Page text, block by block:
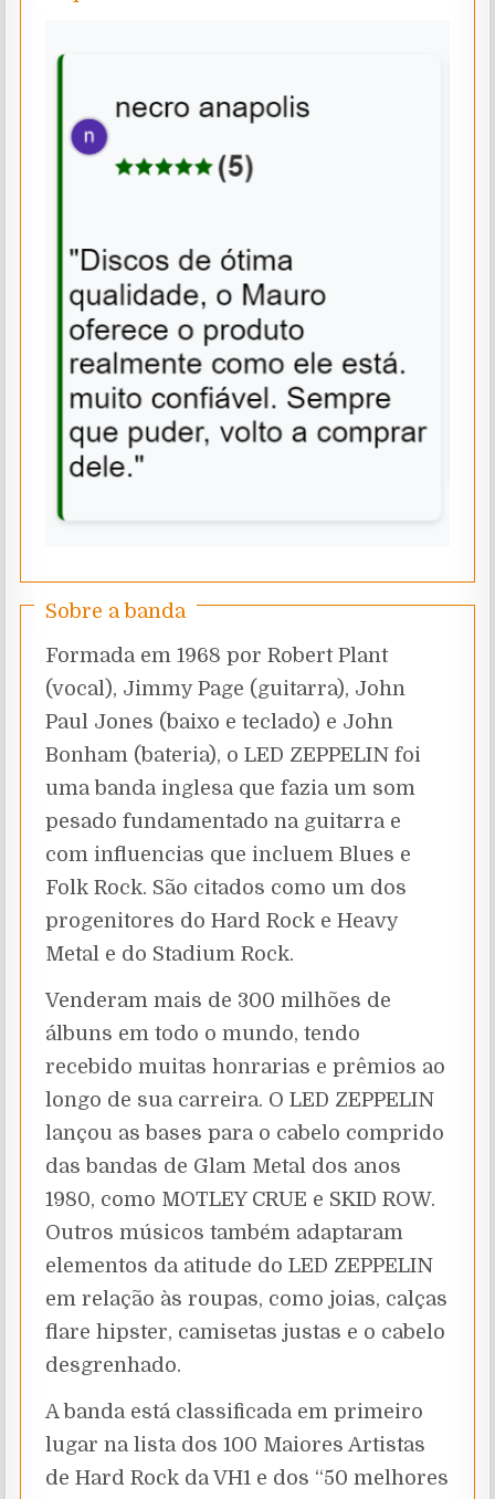
Sobre a banda
Formada em 1968 por Robert Plant
(vocal), Jimmy Page (guitarra), John
Paul Jones (baixo e teclado) e John
Bonham (bateria), o LED ZEPPELIN foi
uma banda inglesa que fazia um som
pesado fundamentado na guitarra e
com influencias que incluem Blues e
Folk Rock. São citados como um dos
progenitores do Hard Rock e Heavy
Metal e do Stadium Rock.
Venderam mais de 300 milhões de
álbuns em todo o mundo, tendo
recebido muitas honrarias e prêmios ao
longo de sua carreira. O LED ZEPPELIN
lançou as bases para o cabelo comprido
das bandas de Glam Metal dos anos
1980, como MOTLEY CRUE e SKID ROW.
Outros músicos também adaptaram
elementos da atitude do LED ZEPPELIN
em relação às roupas, como joias, calças
flare hipster, camisetas justas e o cabelo
desgrenhado.
A banda está classificada em primeiro
lugar na lista dos 100 Maiores Artistas
de Hard Rock da VH1 e dos “50 melhores